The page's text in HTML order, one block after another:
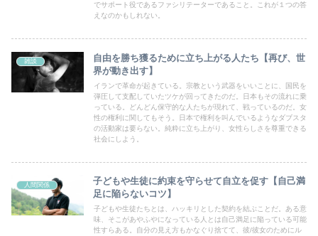
でサポート役であるファシリテーターであること。これが１つの答
えなのかもしれない。
雑談
自由を勝ち獲るために立ち上がる人たち【再び、世
界が動き出す】
イランで革命が起きている。宗教という武器をいいことに、国民を
弾圧して支配していたツケが回ってきたのだ。日本もその流れに乗
っている。どんどん保守的な人たちが現れて、戦っているのだ。女
性の権利に関してもそう。日本で権利を叫んでいるようなダブスタ
の活動家は要らない。純粋に立ち上がり、女性らしさを尊重できる
社会にしよう。
人間関係
子どもや生徒に約束を守らせて自立を促す【自己満
足に陥らないコツ】
子どもや生徒たちとは、ハッキリとした契約を結ぶことだ。ある意
味、そこがあやふやになっている人とは自己満足に陥っている可能
性すらある。自分の見え方もかなぐり捨てて、彼/彼女のためにル